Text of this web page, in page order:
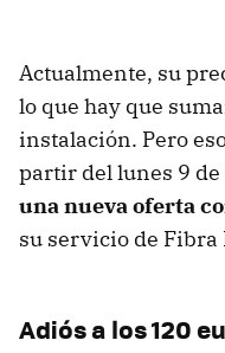
Actualmente, su
lo que hay que
instalación. Pero
partir del lunes 9
una nueva oferta
su servicio de Fibra
Adiós a los 120